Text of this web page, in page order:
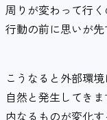
周りが変わって行く
行動の前に思いが先
こうなると外部環
自然と発生してきま
内なるものが変化